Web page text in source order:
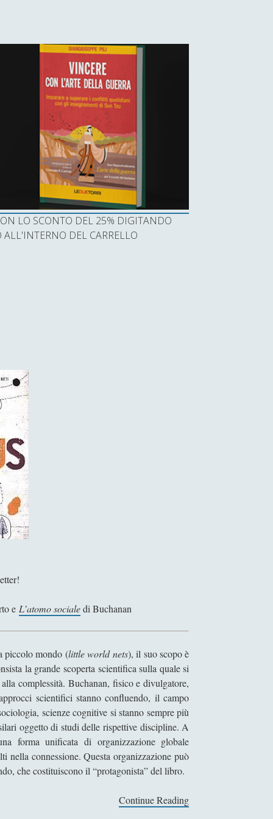
LO SCONTO DEL 25% DIGITANDO
DEL CARRELLO
e L’atomo socialedi Buchanan
piccolo mondo (little world nets), il suo scopo è
la grande scoperta scientifica sulla quale si
complessità. Buchanan, fisico e divulgatore,
scientifici stanno confluendo, il campo
scienze cognitive si stanno sempre più
oggetto di studi delle rispettive discipline. A
forma unificata di organizzazione globale
nella connessione. Questa organizzazione può
che costituiscono il “protagonista” del libro.
Continue Reading